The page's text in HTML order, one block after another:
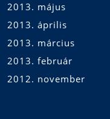
2013. május
2013. április
2013. március
2013. február
2012. november